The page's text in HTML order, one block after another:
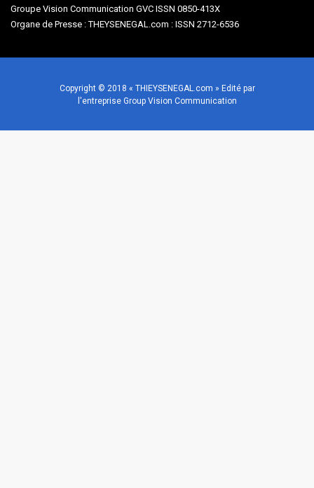
Groupe Vision Communication GVC ISSN 0850-413X
Organe de Presse : THEYSENEGAL.com : ISSN 2712-6536
Copyright © 2018 « THIEYSENEGAL.com » Edité par
l'entreprise Group Vision Communication